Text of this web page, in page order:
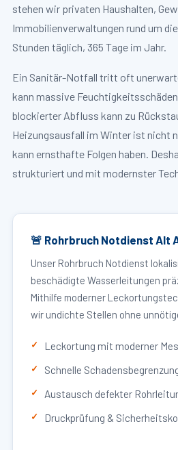
stehen wir privaten Haushalten,
Immobilienverwaltungen rund um
Stunden täglich, 365 Tage im Jahr.
Ein Sanitär-Notfall tritt oft
kann massive
blockierter Abfluss kann zu
Heizungsausfall im Winter ist nicht
kann ernsthafte Folgen haben.
strukturiert und mit modernster
🚨 Rohrbruch Notdienst Alt
Unser Rohrbruch Notdienst
beschädigte Wasserleitungen
Mithilfe moderner
wir undichte Stellen ohne
Leckortung mit moderner
Schnelle
Austausch defekter
Druckprüfung &